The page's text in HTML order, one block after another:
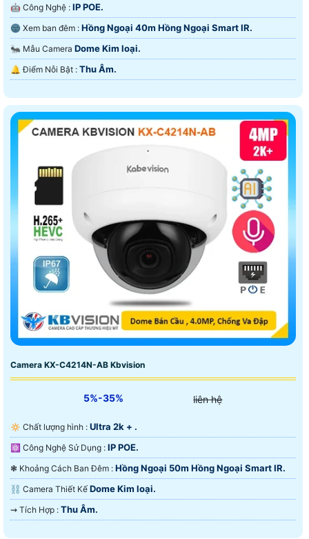
🤖️ Công Nghệ : IP POE.
🌚 Xem ban đêm : Hồng Ngoại 40m Hồng Ngoại Smart IR.
🐜 Mẫu Camera Dome Kim loại.
️🔔 Điểm Nỗi Bật : Thu Âm.
Camera KX-C4214N-AB Kbvision
5%-35% liên hệ
🔅 Chất lượng hình : Ultra 2k + .
⚛️ Công Nghệ Sử Dụng : IP POE.
❃ Khoảng Cách Ban Đêm : Hồng Ngoại 50m Hồng Ngoại Smart IR.
⛓ Camera Thiết Kế Dome Kim loại.
️⇝ Tích Hợp : Thu Âm.